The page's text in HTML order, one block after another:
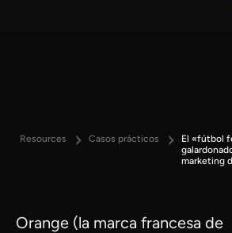
Resources Casos prácticos
El «fútbol
marketing
Orange (la marca francesa de